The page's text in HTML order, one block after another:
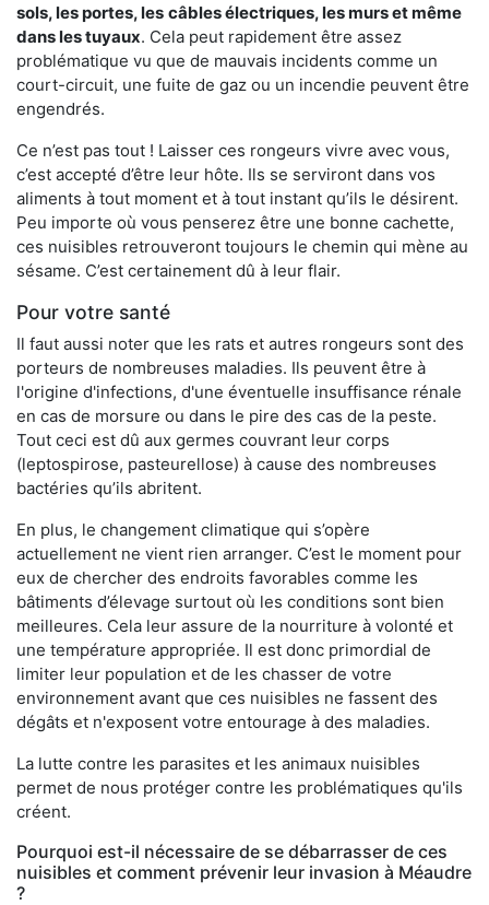
sols, les portes, les câbles électriques, les murs et même
dans les tuyaux. Cela peut rapidement être assez
problématique vu que de mauvais incidents comme un
court-circuit, une fuite de gaz ou un incendie peuvent être
engendrés.
Ce n’est pas tout ! Laisser ces rongeurs vivre avec vous,
c’est accepté d’être leur hôte. Ils se serviront dans vos
aliments à tout moment et à tout instant qu’ils le désirent.
Peu importe où vous penserez être une bonne cachette,
ces nuisibles retrouveront toujours le chemin qui mène au
sésame. C’est certainement dû à leur flair.
Pour votre santé
Il faut aussi noter que les rats et autres rongeurs sont des
porteurs de nombreuses maladies. Ils peuvent être à
l'origine d'infections, d'une éventuelle insuffisance rénale
en cas de morsure ou dans le pire des cas de la peste.
Tout ceci est dû aux germes couvrant leur corps
(leptospirose, pasteurellose) à cause des nombreuses
bactéries qu’ils abritent.
En plus, le changement climatique qui s’opère
actuellement ne vient rien arranger. C’est le moment pour
eux de chercher des endroits favorables comme les
bâtiments d’élevage surtout où les conditions sont bien
meilleures. Cela leur assure de la nourriture à volonté et
une température appropriée. Il est donc primordial de
limiter leur population et de les chasser de votre
environnement avant que ces nuisibles ne fassent des
dégâts et n'exposent votre entourage à des maladies.
La lutte contre les parasites et les animaux nuisibles
permet de nous protéger contre les problématiques qu'ils
créent.
Pourquoi est-il nécessaire de se débarrasser de ces
nuisibles et comment prévenir leur invasion à Méaudre
?